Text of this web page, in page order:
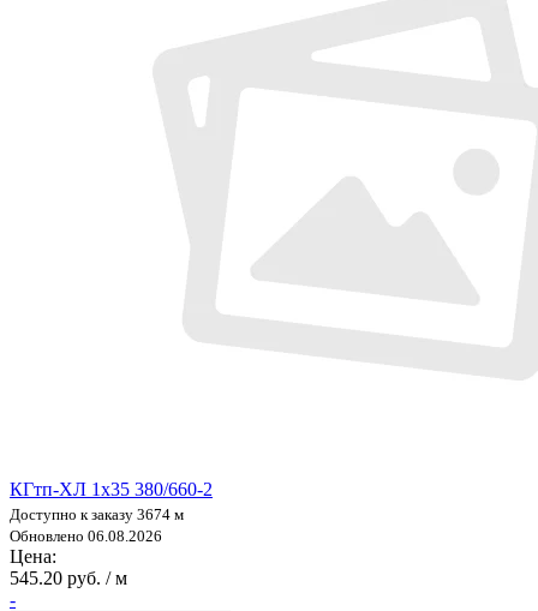
КГтп-ХЛ 1х35 380/660-2
Доступно к заказу 3674 м
Обновлено 06.08.2026
Цена:
545.20 руб. / м
-